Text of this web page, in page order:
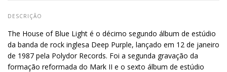
DESCRIÇÃO
The House of Blue Light é o décimo segundo álbum de estúdio
da banda de rock inglesa Deep Purple, lançado em 12 de janeiro
de 1987 pela Polydor Records. Foi a segunda gravação da
formação reformada do Mark II e o sexto álbum de estúdio